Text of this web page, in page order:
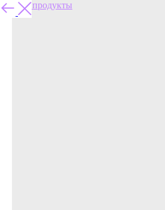
Другие продукты